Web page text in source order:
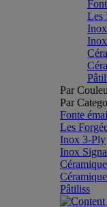
Les
Par
Par
Fonte
Les
Inox 3-Ply
Inox
Céramique
Pâtiliss